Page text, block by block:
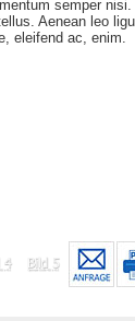
semper nisi.
Aenean leo
eleifend ac, enim.